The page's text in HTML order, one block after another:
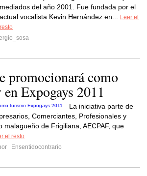
mediados del año 2001. Fue fundada por el
actual vocalista Kevin Hernández en...
Leer el
resto
promocionará como
Expogays 2011
La iniciativa parte de
Comerciantes, Profesionales y
malagueño de Frigiliana, AECPAF, que
el resto
Ensentidocontrario